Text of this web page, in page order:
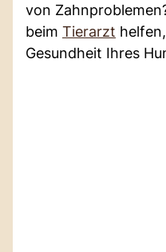
von
beim Tierarzt
Gesundheit Ihres